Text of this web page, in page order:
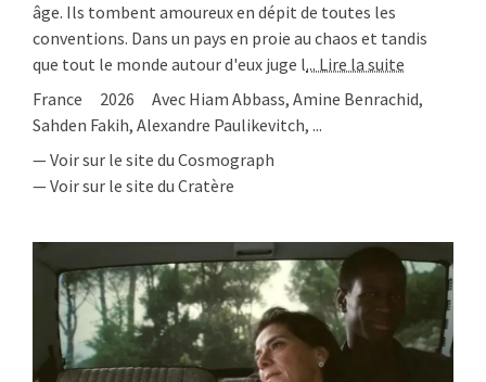
âge. Ils tombent amoureux en dépit de toutes les
conventions. Dans un pays en proie au chaos et tandis
que tout le monde autour d'eux juge l... Lire la suite
France
2026
Avec Hiam Abbass, Amine Benrachid,
Sahden Fakih, Alexandre Paulikevitch, ...
— Voir sur le site du Cosmograph
— Voir sur le site du Cratère